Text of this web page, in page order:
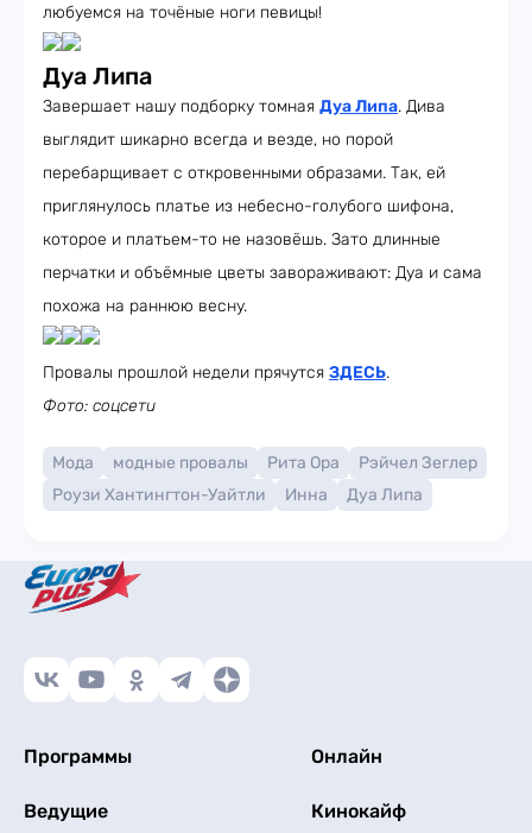
любуемся на точёные ноги певицы!
Дуа Липа
Завершает нашу подборку томная Дуа Липа. Дива
выглядит шикарно всегда и везде, но порой
перебарщивает с откровенными образами. Так, ей
приглянулось платье из небесно-голубого шифона,
которое и платьем-то не назовёшь. Зато длинные
перчатки и объёмные цветы завораживают: Дуа и сама
похожа на раннюю весну.
Провалы прошлой недели прячутся ЗДЕСЬ.
Фото: соцсети
Мода модные провалы Рита Ора
Рэйчел Зеглер
Роузи Хантингтон-Уайтли
Инна Дуа Липа
Программы Онлайн
Ведущие Кинокайф